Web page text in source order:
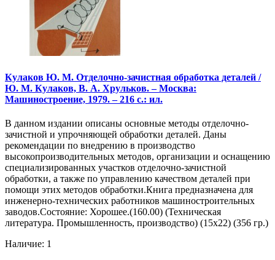
Кулаков Ю. М. Отделочно-зачистная обработка деталей /
Ю. М. Кулаков, В. А. Хрульков. – Москва:
Машиностроение, 1979. – 216 с.: ил.
В данном издании описаны основные методы отделочно-
зачистной и упрочняющей обработки деталей. Даны
рекомендации по внедрению в производство
высокопроизводительных методов, организации и оснащению
специализированных участков отделочно-зачистной
обработки, а также по управлению качеством деталей при
помощи этих методов обработки.Книга предназначена для
инженерно-технических работников машиностроительных
заводов.Состояние: Хорошее.(160.00) (Техническая
литература. Промышленность, производство) (15х22) (356 гр.)
Наличие: 1